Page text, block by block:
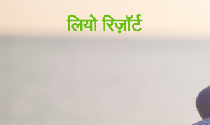
लियो रिज़ॉर्ट